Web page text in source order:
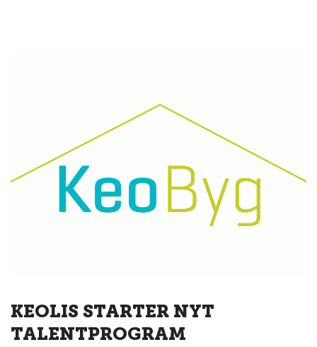
KEOLIS STARTER NYT
TALENTPROGRAM